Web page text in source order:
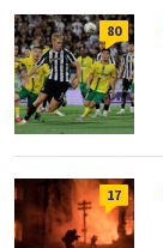
80
17